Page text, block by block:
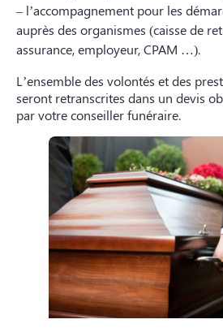
– l’accompagnement pour les
auprès des organismes (caisse de
assurance, employeur, CPAM …).
L’ensemble des volontés et des
seront retranscrites dans un devis
par votre conseiller funéraire.